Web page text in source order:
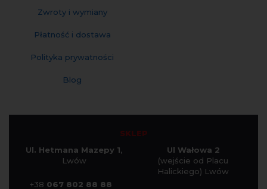
Zwroty i wymiany
Płatność i dostawa
Polityka prywatności
Blog
SKLEP
Ul. Hetmana Mazepy 1,
Lwów
+38 067 802 88 88
Ul Wałowa 2
(wejście od Placu
Halickiego) Lwów